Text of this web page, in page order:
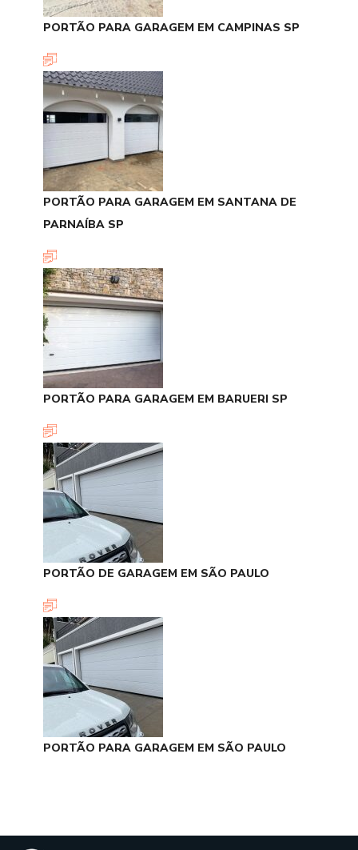
PORTÃO PARA GARAGEM EM CAMPINAS SP
PORTÃO PARA GARAGEM EM SANTANA DE
PARNAÍBA SP
PORTÃO PARA GARAGEM EM BARUERI SP
PORTÃO DE GARAGEM EM SÃO PAULO
PORTÃO PARA GARAGEM EM SÃO PAULO